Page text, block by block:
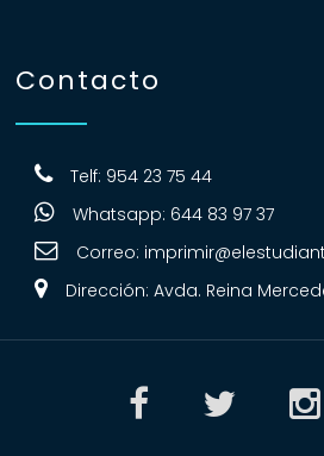
Contacto
Telf: 954 23 75 44
Whatsapp: 644 83 97 37
Correo:
Dirección: Avda. Reina